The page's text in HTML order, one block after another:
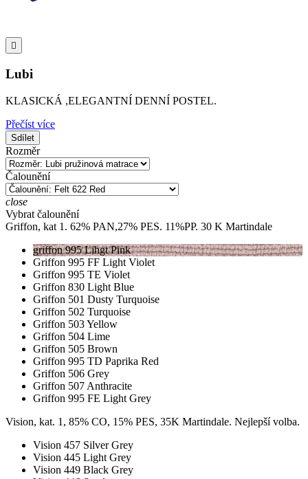

Lubi
KLASICKÁ ,ELEGANTNÍ DENNÍ POSTEL.
Přečíst více
Sdílet
Rozměr
Čalounění
close
Vybrat čalounění
Griffon, kat 1. 62% PAN,27% PES. 11%PP. 30 K Martindale
griffon 995 Lihgt Pink
Griffon 995 FF Light Violet
Griffon 995 TE Violet
Griffon 830 Light Blue
Griffon 501 Dusty Turquoise
Griffon 502 Turquoise
Griffon 503 Yellow
Griffon 504 Lime
Griffon 505 Brown
Griffon 995 TD Paprika Red
Griffon 506 Grey
Griffon 507 Anthracite
Griffon 995 FE Light Grey
Vision, kat. 1, 85% CO, 15% PES, 35K Martindale. Nejlepší volba.
Vision 457 Silver Grey
Vision 445 Light Grey
Vision 449 Black Grey